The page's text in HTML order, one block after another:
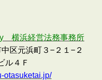
横浜経営法務事務所
区元浜町３−２１−２
ル４Ｆ
otasuketai.jp/